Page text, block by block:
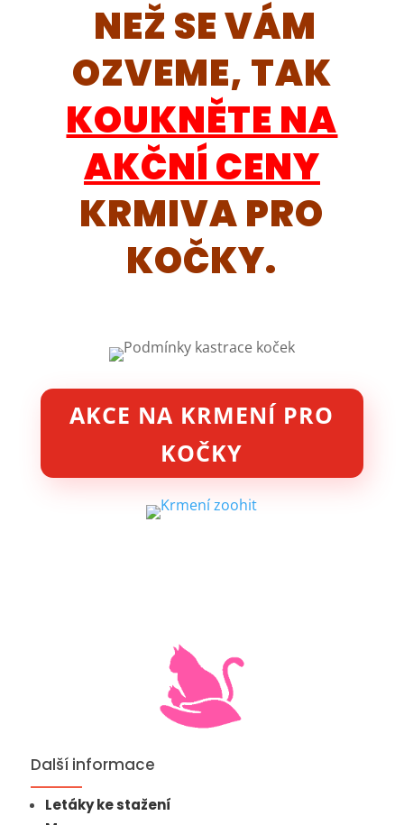
NEŽ SE VÁM
OZVEME, TAK
KOUKNĚTE NA
AKČNÍ CENY
KRMIVA PRO
KOČKY.
AKCE NA KRMENÍ PRO
KOČKY
Další informace
Letáky ke stažení